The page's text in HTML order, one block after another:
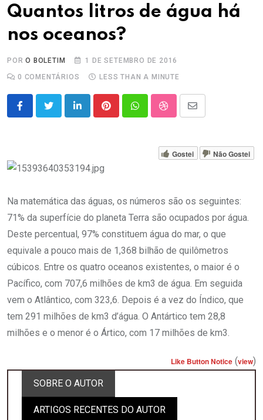
Quantos litros de água há
nos oceanos?
PORO BOLETIM
1 DE SETEMBRO DE 2016
0 COMENTÁRIOS LESS THAN A MINUTE
LinkedInPinterestWhatsappStumbleUpon
Share
Email
Gostei Não Gostei
Na matemática das águas, os números são os seguintes:
71% da superfície do planeta Terra são ocupados por água.
Deste percentual, 97% constituem água do mar, o que
equivale a pouco mais de 1,368 bilhão de quilômetros
cúbicos. Entre os quatro oceanos existentes, o maior é o
Pacífico, com 707,6 milhões de km3 de água. Em seguida
vem o Atlântico, com 323,6. Depois é a vez do Índico, que
tem 291 milhões de km3 d’água. O Antártico tem 28,8
milhões e o menor é o Ártico, com 17 milhões de km3.
Like Button Notice (view)
SOBRE O AUTOR
ARTIGOS RECENTES DO AUTOR